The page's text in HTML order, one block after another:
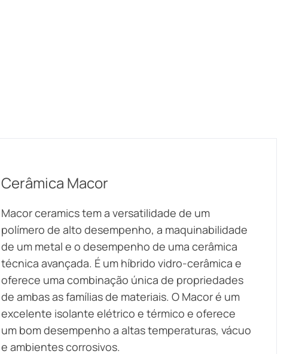
Cerâmica Macor
Macor ceramics tem a versatilidade de um
polímero de alto desempenho, a maquinabilidade
de um metal e o desempenho de uma cerâmica
técnica avançada. É um híbrido vidro-cerâmica e
oferece uma combinação única de propriedades
de ambas as famílias de materiais. O Macor é um
excelente isolante elétrico e térmico e oferece
um bom desempenho a altas temperaturas, vácuo
e ambientes corrosivos.